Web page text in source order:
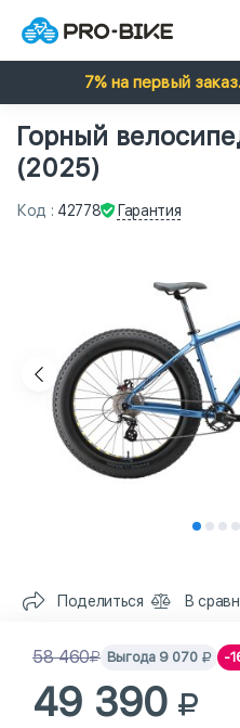
7% на первый
Горный
(2025)
Код : 42778 Гарантия
Поделиться В
58 460 Выгода 9 070 -
49 390